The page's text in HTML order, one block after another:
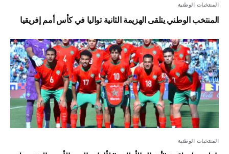
المنتخبات الوطنية
المنتخب الوطني يتلقى الهزيمة الثانية تواليا في كأس أمم إفريقيا
المنتخبات الوطنية